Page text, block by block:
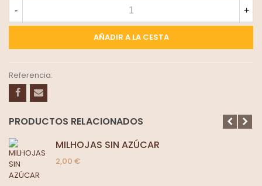
- +
AÑADIR A LA CESTA
Referencia:
PRODUCTOS RELACIONADOS
MILHOJAS SIN AZÚCAR
2,00 €